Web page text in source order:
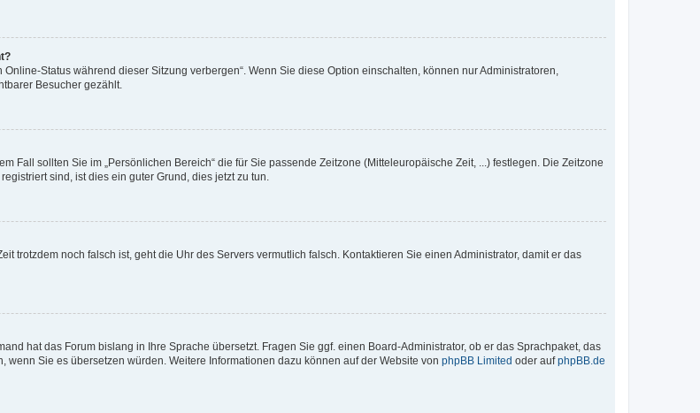
Status während dieser Sitzung verbergen“. Wenn Sie diese Option einschalten, können nur Administratoren,
Besucher gezählt.
Fall sollten Sie im „Persönlichen Bereich“ die für Sie passende Zeitzone (Mitteleuropäische Zeit, ...) festlegen. Die Zeitzone
sind, ist dies ein guter Grund, dies jetzt zu tun.
trotzdem noch falsch ist, geht die Uhr des Servers vermutlich falsch. Kontaktieren Sie einen Administrator, damit er das
hat das Forum bislang in Ihre Sprache übersetzt. Fragen Sie ggf. einen Board-Administrator, ob er das Sprachpaket, das
Sie es übersetzen würden. Weitere Informationen dazu können auf der Website von phpBB Limited oder aufphpBB.de